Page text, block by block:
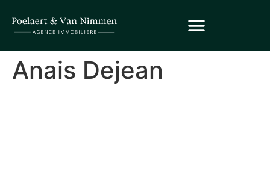
Anais Dejean